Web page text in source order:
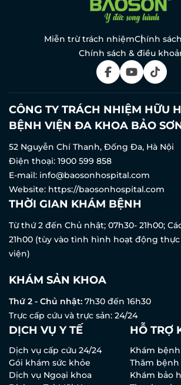
Miễn trừ trách nhiệmChính
Chính sách & điều
CÔNG TY TRÁCH NHIỆM HỮU
BỆNH VIỆN ĐA KHOA BẢO
52 Nguyễn Chí Thanh, Đống Đa, Hà Nội
Điện thoại: 1900 599 858
E-mail: info@baosonhospital.com
Website: https://baosonhospital.com
THỜI GIAN KHÁM BỆNH
Từ thứ 2 đến Chủ nhật; 07h30- 21h00;
21h00 (tùy vào tình hình hoạt động
viện)
KHÁM SẢN KHOA
Thứ 2 - Chủ nhật: 7h30 đến 16h30
Trực cấp cứu và trực sản: 24/24
DỊCH VỤ Y TẾ
Dịch vụ cấp cứu 24/24
Gói khám sức khỏe
Dịch vụ Ngoại khoa
HỖ TRỢ
Khám bệnh
Thăm bệnh
Khám bảo